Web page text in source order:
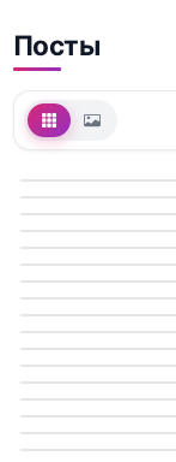
Посты